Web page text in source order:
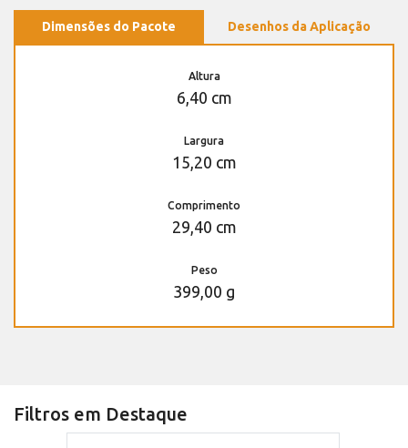
Dimensões do Pacote Desenhos da Aplicação
Altura
6,40 cm
Largura
15,20 cm
Comprimento
29,40 cm
Peso
399,00 g
Filtros em Destaque